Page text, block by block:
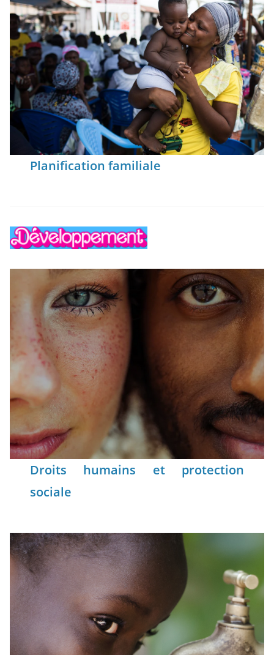
Planification familiale
Droits humains et protection
sociale